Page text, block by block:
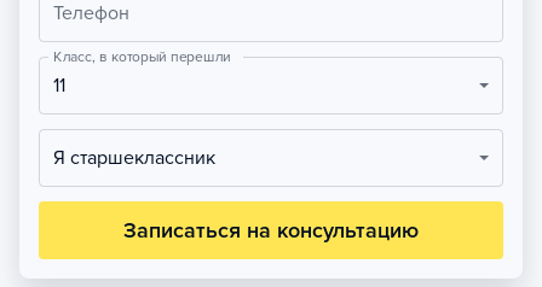
Телефон
Класс, в который перешли
11
Я старшеклассник
Записаться на консультацию